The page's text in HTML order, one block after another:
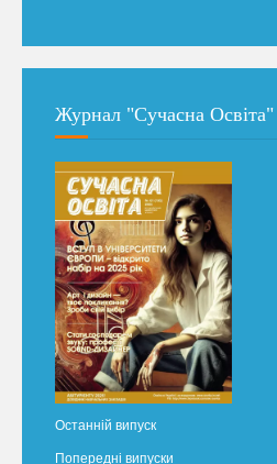
Журнал "Сучасна Освіта"
Останній випуск
Попередні випуски